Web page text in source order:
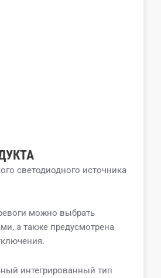
светодиодного источника
можно выбрать
а также предусмотрена
интегрированный тип